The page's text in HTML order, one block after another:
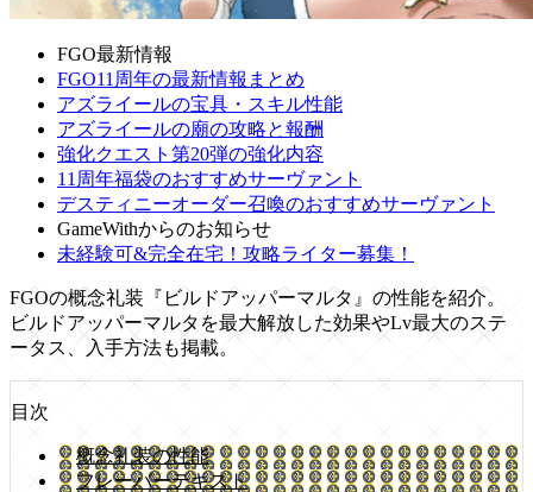
FGO最新情報
FGO11周年の最新情報まとめ
アズライールの宝具・スキル性能
アズライールの廟の攻略と報酬
強化クエスト第20弾の強化内容
11周年福袋のおすすめサーヴァント
デスティニーオーダー召喚のおすすめサーヴァント
GameWithからのお知らせ
未経験可&完全在宅！攻略ライター募集！
FGOの概念礼装『ビルドアッパーマルタ』の性能を紹介。
ビルドアッパーマルタを最大解放した効果やLv最大のステ
ータス、入手方法も掲載。
目次
概念礼装の性能
フレーバーテキスト